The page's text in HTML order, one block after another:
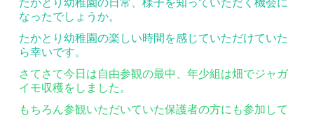
なったでしょうか。
たかとり幼稚園の楽しい時間を感じていただけていた
ら幸いです。
さてさて今日は自由参観の最中、年少組は畑でジャガ
イモ収穫をしました。
もちろん参観いただいていた保護者の方にも参加して